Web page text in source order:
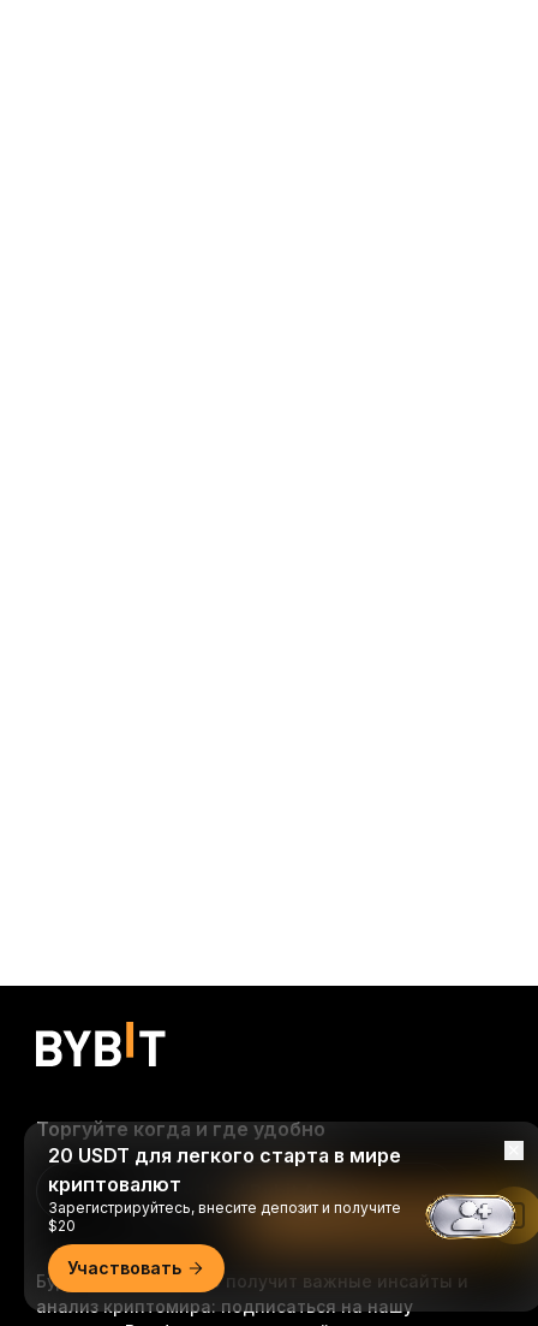
Будьте первыми, кто получит важные инсайты и
анализ криптомира: подписаться на нашу
Торгуйте когда и где удобно
Download Bybit App
20 USDT для легкого старта в мире
криптовалют
Зарегистрируйтесь, внесите депозит и получите
$20
Участвовать
Читать в приложении Bybit